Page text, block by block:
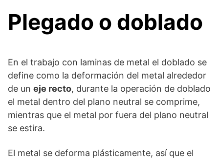
Plegado o doblado
En el trabajo con laminas de metal el doblado se
define como la deformación del metal alrededor
de un eje recto, durante la operación de doblado
el metal dentro del plano neutral se comprime,
mientras que el metal por fuera del plano neutral
se estira.
El metal se deforma plásticamente, así que el